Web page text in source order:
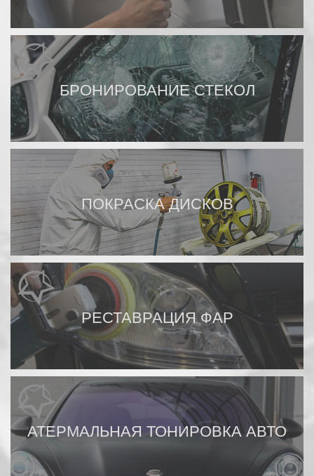
БРОНИРОВАНИЕ СТЕКОЛ
ПОКРАСКА ДИСКОВ
РЕСТАВРАЦИЯ ФАР
АТЕРМАЛЬНАЯ ТОНИРОВКА АВТО